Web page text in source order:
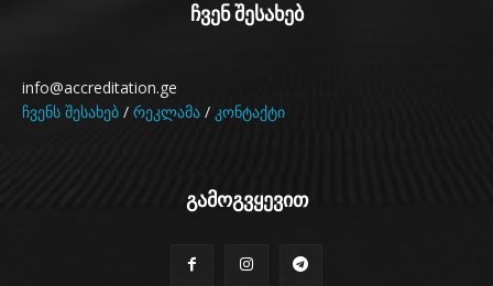
ჩვენ შესახებ
info@accreditation.ge
ჩვენს შესახებ / რეკლამა / კონტაქტი
გამოგვყევით